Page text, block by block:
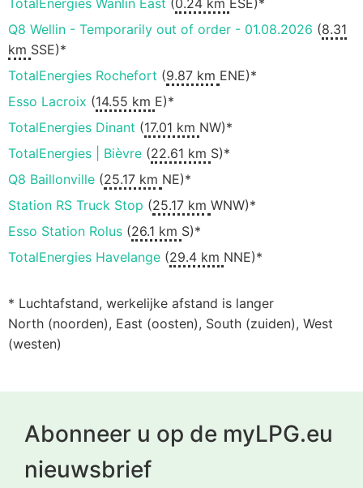
TotalEnergies Wanlin East (0.24 km ESE)*
Q8 Wellin - Temporarily out of order - 01.08.2026 (8.31
km SSE)*
TotalEnergies Rochefort (9.87 km ENE)*
Esso Lacroix (14.55 km E)*
TotalEnergies Dinant (17.01 km NW)*
TotalEnergies | Bièvre (22.61 km S)*
Q8 Baillonville (25.17 km NE)*
Station RS Truck Stop (25.17 km WNW)*
Esso Station Rolus (26.1 km S)*
TotalEnergies Havelange (29.4 km NNE)*
* Luchtafstand, werkelijke afstand is langer
North (noorden), East (oosten), South (zuiden), West
(westen)
Abonneer u op de myLPG.eu
nieuwsbrief